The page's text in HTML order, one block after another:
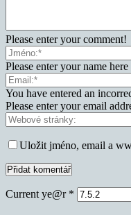
Please enter your comment!
Please enter your name here
You have entered an
Please enter your email
Uložit jméno, email a
Current ye@r *